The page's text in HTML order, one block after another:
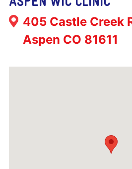
Address:
405 Castle Creek
Aspen CO 81611